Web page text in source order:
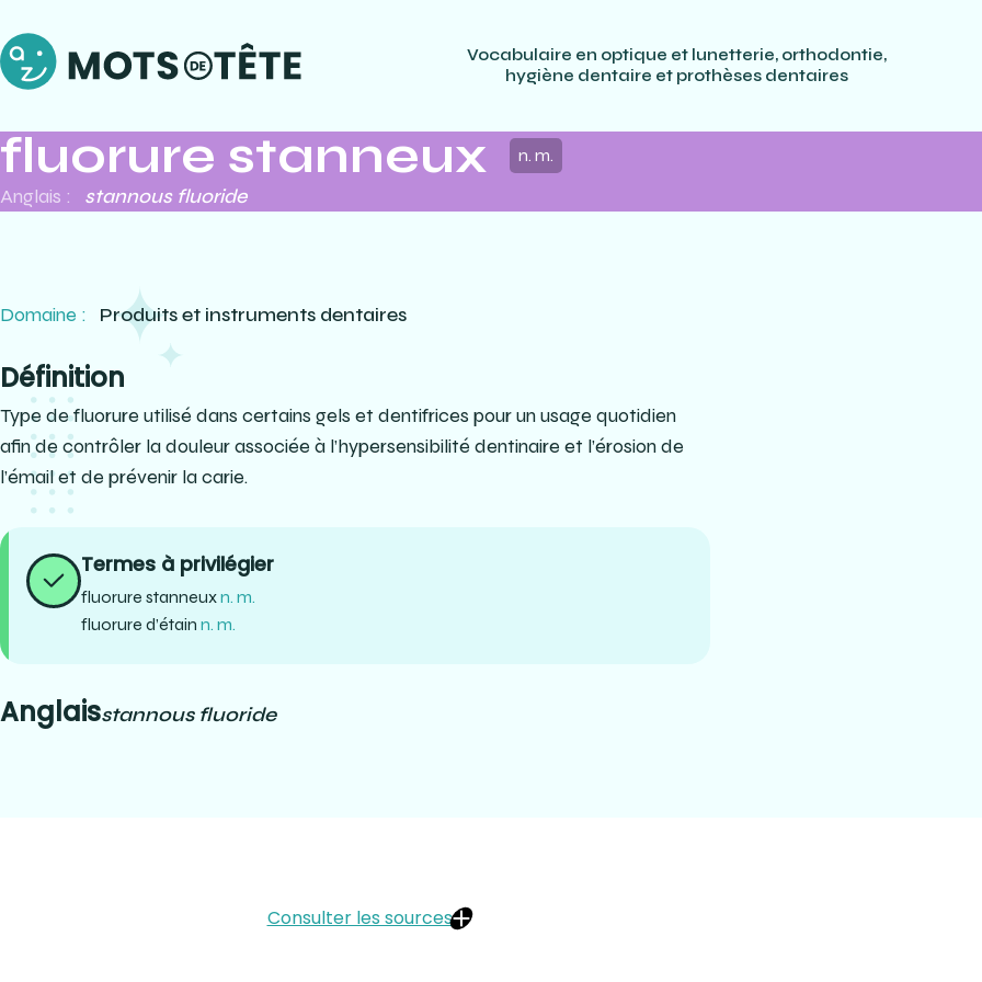
Vocabulaire en optique et lunetterie, orthodontie,
hygiène dentaire et prothèses dentaires
fluorure stanneux n. m.
Anglais : stannous fluoride
Domaine : Produits et instruments dentaires
Définition
Type de fluorure utilisé dans certains gels et dentifrices pour un usage quotidien
afin de contrôler la douleur associée à l’hypersensibilité dentinaire et l’érosion de
l’émail et de prévenir la carie.
Termes à privilégier
fluorure stanneuxn. m.
fluorure d’étain n. m.
Anglaisstannous fluoride
Consulter les sources